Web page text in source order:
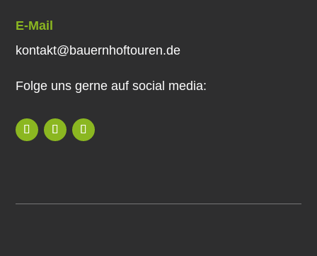
E-Mail
kontakt@bauernhoftouren.de
Folge uns gerne auf social media: